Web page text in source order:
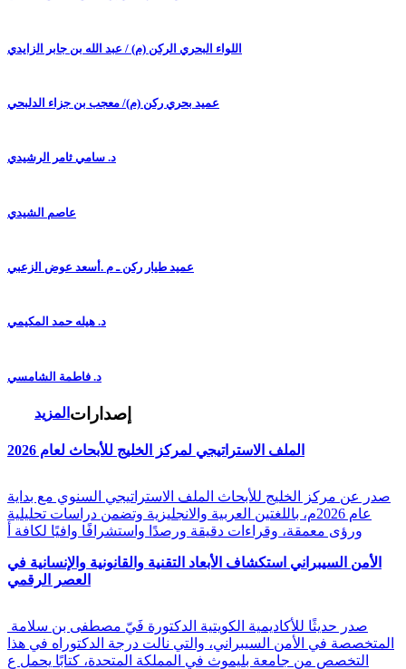
اللواء البحري الركن (م) / عبد الله بن جابر الزايدي
عميد بحري ركن (م)/ معجب بن جزاء الدلبحي
د. سامي ثامر الرشيدي
عاصم الشيدي
عميد طيار ركن ـ م .أسعد عوض الزعبي
د. هيله حمد المكيمي
د. فاطمة الشامسي
المزيد إصدارات
الملف الاستراتيجي لمركز الخليج للأبحاث لعام 2026
صدر عن مركز الخليج للأبحاث الملف الاستراتيجي السنوي مع بداية
عام 2026م، باللغتين العربية والانجليزية وتضمن دراسات تحليلية
ورؤى معمقة، وقراءات دقيقة ورصدًا واستشرافًا وافيًا لكافة أ
الأمن السيبراني استكشاف الأبعاد التقنية والقانونية والإنسانية في
العصر الرقمي
المتخصصة في الأمن السيبراني، والتي نالت درجة الدكتوراه في هذا
التخصص من جامعة بليموث في المملكة المتحدة، كتابًا يحمل ع